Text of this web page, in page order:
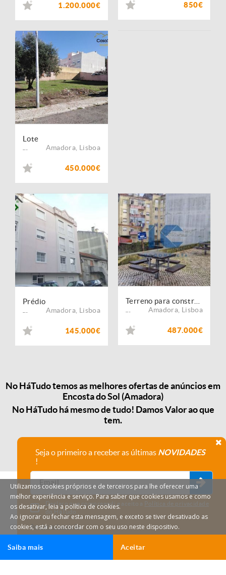
1.200.000€ 850€
Lote
Amadora Lisboa
450.000€
Prédio
Amadora Lisboa
145.000€
Amadora Lisboa
487.000€
No HáTudo temos as melhores ofertas de anúncios em
Encosta do Sol (Amadora)
No HáTudo há mesmo de tudo! Damos Valor ao que
tem.
Seja o primeiro a receber as últimas NOVIDADES
!
Declaro que compreendi e aceito a Política de privacidade
do HáTudo.
Anular subscrição
Utilizamos cookies próprios e de terceiros para lhe oferecer uma
melhor experiência e serviço. Para saber que cookies usamos e como
os desativar, leia a política de cookies.
Ao ignorar ou fechar esta mensagem, e exceto se tiver desativado as
cookies, está a concordar com o seu uso neste dispositivo.
Aceitar
Saiba mais